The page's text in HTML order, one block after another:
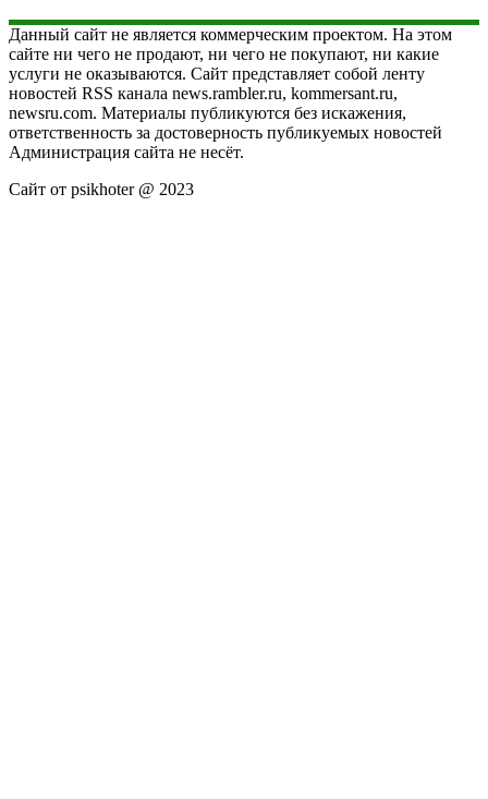
Данный сайт не является коммерческим проектом. На этом
сайте ни чего не продают, ни чего не покупают, ни какие
услуги не оказываются. Сайт представляет собой ленту
новостей RSS канала news.rambler.ru, kommersant.ru,
newsru.com. Материалы публикуются без искажения,
ответственность за достоверность публикуемых новостей
Администрация сайта не несёт.
Сайт от psikhoter @ 2023